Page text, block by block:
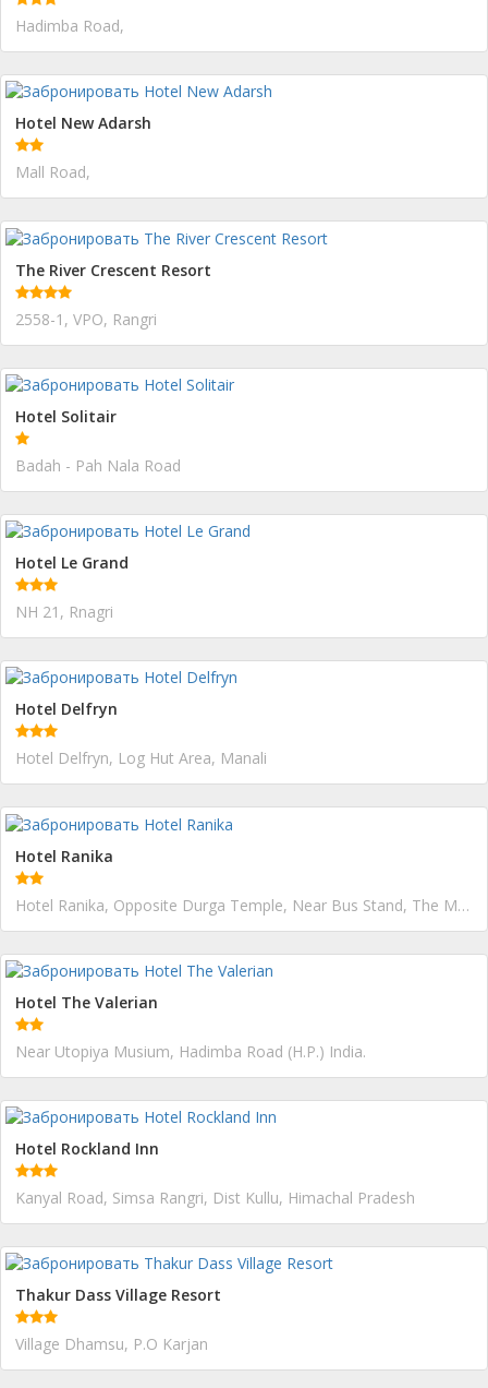
Hadimba Road,
Hotel New Adarsh
Mall Road,
The River Crescent Resort
2558-1, VPO, Rangri
Hotel Solitair
Badah - Pah Nala Road
Hotel Le Grand
NH 21, Rnagri
Hotel Delfryn
Hotel Delfryn, Log Hut Area, Manali
Hotel Ranika
Hotel Ranika, Opposite Durga Temple, Near Bus Stand, The Mall, Mall Road, Manali
Hotel The Valerian
Near Utopiya Musium, Hadimba Road (H.P.) India.
Hotel Rockland Inn
Kanyal Road, Simsa Rangri, Dist Kullu, Himachal Pradesh
Thakur Dass Village Resort
Village Dhamsu, P.O Karjan